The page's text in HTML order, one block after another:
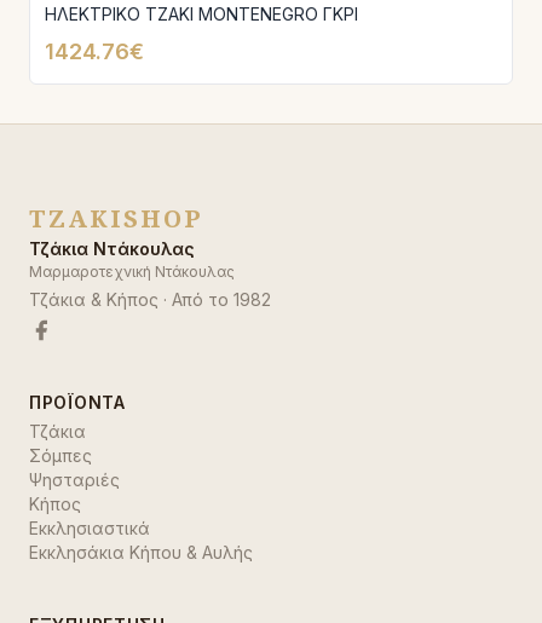
ΗΛΕΚΤΡΙΚΟ ΤΖΑΚΙ MONTENEGRO ΓΚΡΙ
1424.76€
TZAKISHOP
Τζάκια Ντάκουλας
Μαρμαροτεχνική Ντάκουλας
Τζάκια & Κήπος · Από το 1982
ΠΡΟΪΌΝΤΑ
Τζάκια
Σόμπες
Ψησταριές
Κήπος
Εκκλησιαστικά
Εκκλησάκια Κήπου & Αυλής